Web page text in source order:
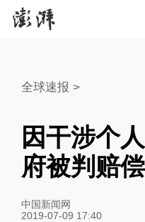
全球速报 >
因干涉个
府被判赔
中国新闻网
2019-07-09 17:40